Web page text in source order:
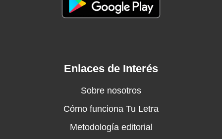
Enlaces de Interés
Sobre nosotros
Cómo funciona Tu Letra
Metodología editorial